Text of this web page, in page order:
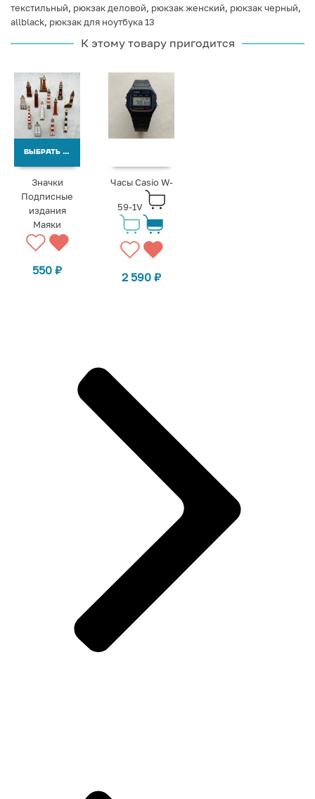
текстильный, рюкзак деловой, рюкзак женский, рюкзак черный,
allblack, рюкзак для ноутбука 13
К этому товару пригодится
ВЫБРАТЬ ВАРИАНТЫ
Значки
Подписные
издания
Маяки
550₽
Часы Casio W-
59-1V
2 590₽